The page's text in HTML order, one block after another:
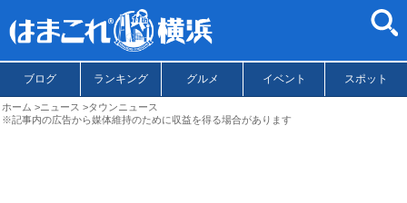
ブログ ランキング グルメ イベント スポット
ホーム ニュース
タウンニュース
※記事内の広告から媒体維持のために収益を得る場合があります